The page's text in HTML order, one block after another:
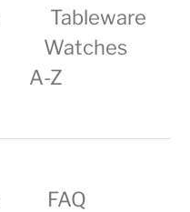
Tableware
Watches
A-Z
FAQ